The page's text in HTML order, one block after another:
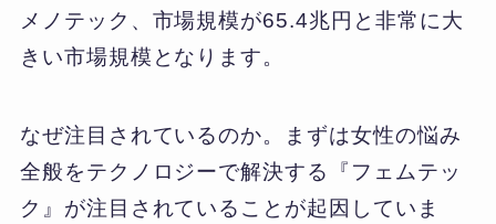
メノテック、市場規模が65.4兆円と非常に大
きい市場規模となります。
なぜ注目されているのか。まずは女性の悩み
全般をテクノロジーで解決する『フェムテッ
ク』が注目されていることが起因していま